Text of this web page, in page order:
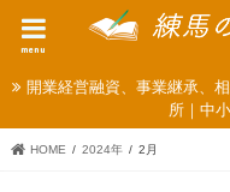
menu
開業経営融資、事業継承、
所｜中
HOME 2024年 2月